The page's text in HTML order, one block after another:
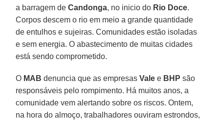
a barragem deCandonga, no inicio do Rio Doce.
Corpos descem o rio em meio a grande quantidade
de entulhos e sujeiras. Comunidades estão isoladas
e sem energia. O abastecimento de muitas cidades
está sendo comprometido.
O MAB denuncia que as empresasVale e BHP são
responsáveis pelo rompimento. Há muitos anos, a
comunidade vem alertando sobre os riscos. Ontem,
na hora do almoço, trabalhadores ouviram estrondos,